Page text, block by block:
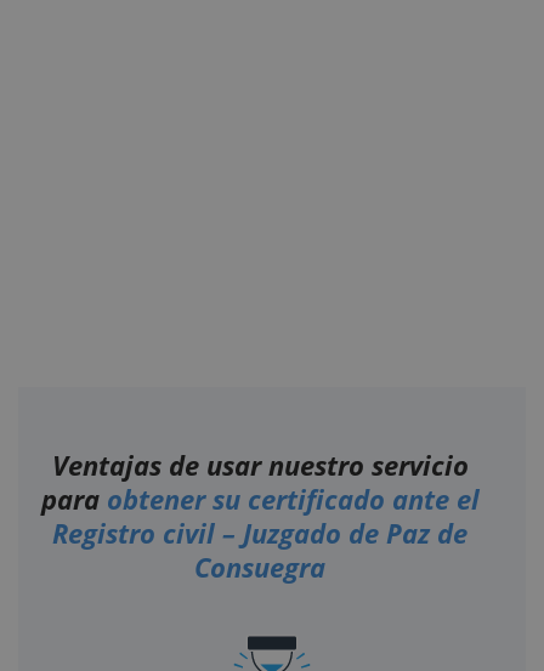
Ventajas de usar nuestro servicio
para obtener su certificado ante el
Registro civil – Juzgado de Paz de
Consuegra